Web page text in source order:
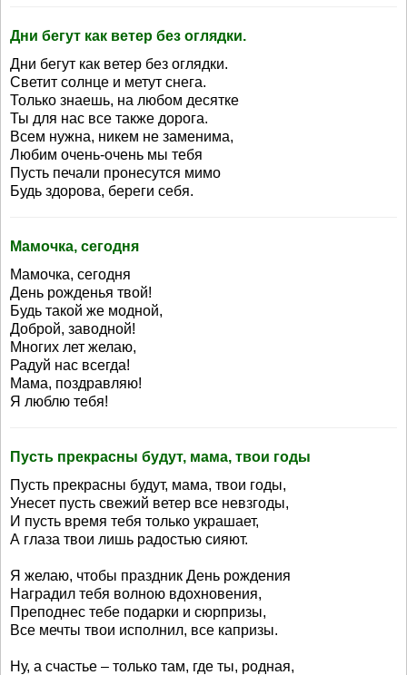
Дни бегут как ветер без оглядки.
Дни бегут как ветер без оглядки.
Светит солнце и метут снега.
Только знаешь, на любом десятке
Ты для нас все также дорога.
Всем нужна, никем не заменима,
Любим очень-очень мы тебя
Пусть печали пронесутся мимо
Будь здорова, береги себя.
Мамочка, сегодня
Мамочка, сегодня
День рожденья твой!
Будь такой же модной,
Доброй, заводной!
Многих лет желаю,
Радуй нас всегда!
Мама, поздравляю!
Я люблю тебя!
Пусть прекрасны будут, мама, твои годы
Пусть прекрасны будут, мама, твои годы,
Унесет пусть свежий ветер все невзгоды,
И пусть время тебя только украшает,
А глаза твои лишь радостью сияют.
Я желаю, чтобы праздник День рождения
Наградил тебя волною вдохновения,
Преподнес тебе подарки и сюрпризы,
Все мечты твои исполнил, все капризы.
Ну, а счастье – только там, где ты, родная,